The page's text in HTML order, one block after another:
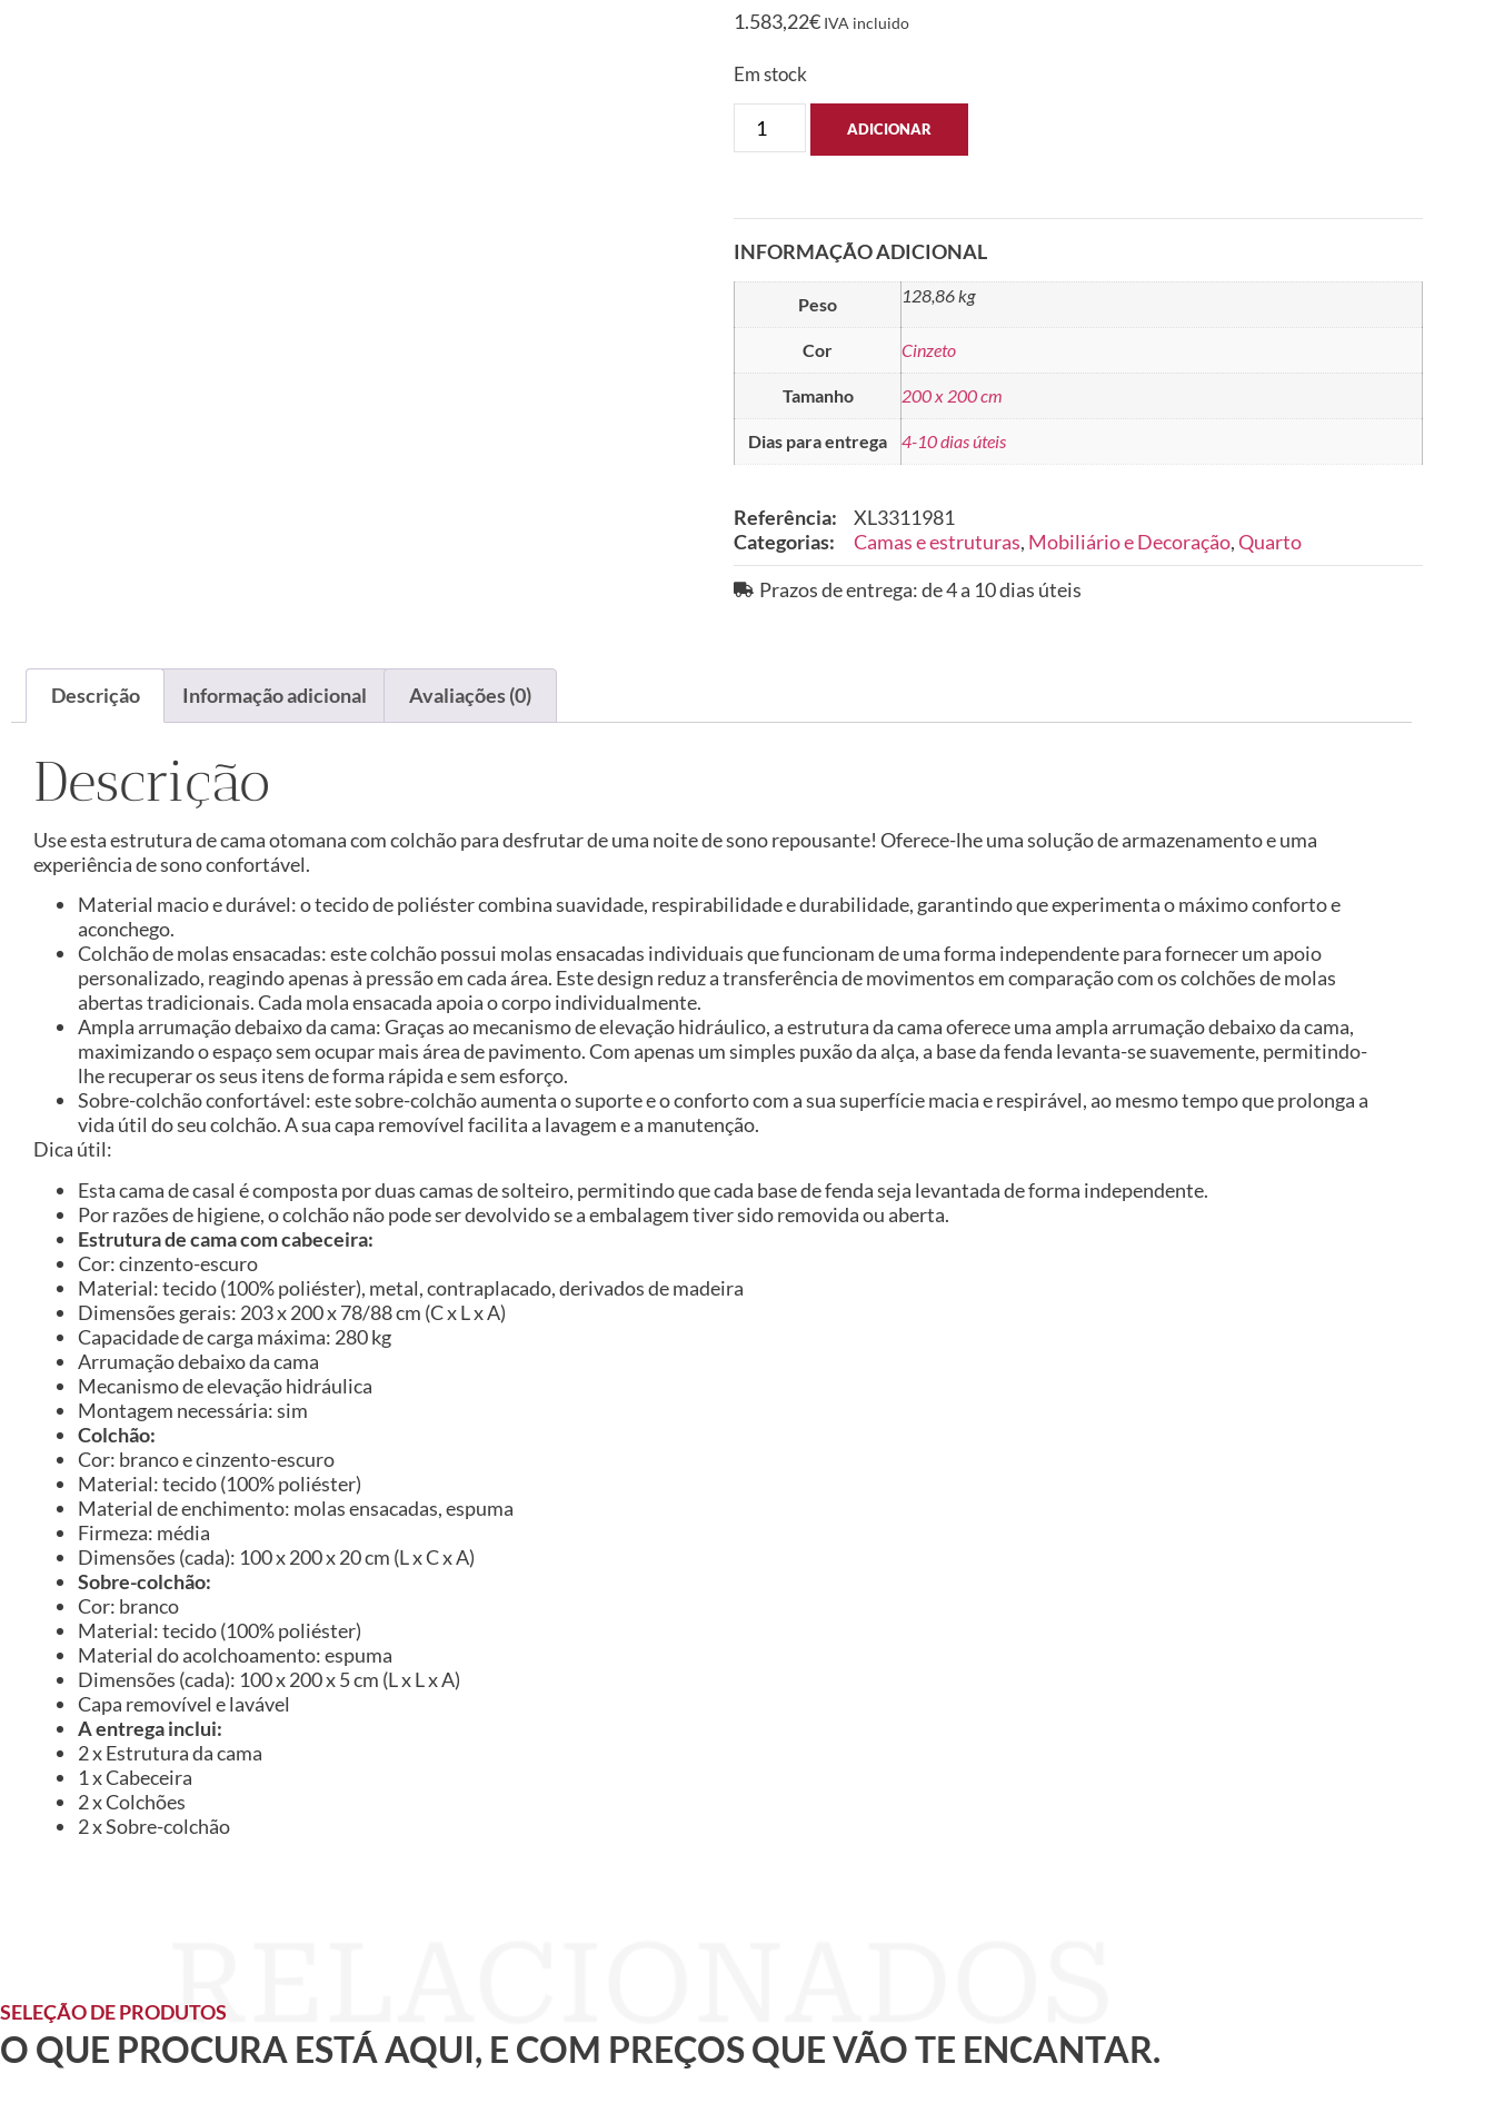
1.583,22€ IVA incluido
Em stock
ADICIONAR
INFORMAÇÃO ADICIONAL
Peso 128,86 kg
Cor Cinzeto
Tamanho 200 x 200 cm
Dias para entrega 4-10 dias úteis
Referência:
XL3311981
Categorias:
Camas e estruturas, Mobiliário e Decoração,Quarto
Prazos de entrega: de 4 a 10 dias úteis
Descrição Informação adicional Avaliações (0)
Descrição
Use esta estrutura de cama otomana com colchão para desfrutar de uma noite de sono repousante! Oferece-lhe uma solução de armazenamento e uma
experiência de sono confortável.
Material macio e durável: o tecido de poliéster combina suavidade, respirabilidade e durabilidade, garantindo que experimenta o máximo conforto e
aconchego.
Colchão de molas ensacadas: este colchão possui molas ensacadas individuais que funcionam de uma forma independente para fornecer um apoio
personalizado, reagindo apenas à pressão em cada área. Este design reduz a transferência de movimentos em comparação com os colchões de molas
abertas tradicionais. Cada mola ensacada apoia o corpo individualmente.
Ampla arrumação debaixo da cama: Graças ao mecanismo de elevação hidráulico, a estrutura da cama oferece uma ampla arrumação debaixo da cama,
maximizando o espaço sem ocupar mais área de pavimento. Com apenas um simples puxão da alça, a base da fenda levanta-se suavemente, permitindo-
lhe recuperar os seus itens de forma rápida e sem esforço.
Sobre-colchão confortável: este sobre-colchão aumenta o suporte e o conforto com a sua superfície macia e respirável, ao mesmo tempo que prolonga a
vida útil do seu colchão. A sua capa removível facilita a lavagem e a manutenção.
Dica útil:
Esta cama de casal é composta por duas camas de solteiro, permitindo que cada base de fenda seja levantada de forma independente.
Por razões de higiene, o colchão não pode ser devolvido se a embalagem tiver sido removida ou aberta.
Estrutura de cama com cabeceira:
Cor: cinzento-escuro
Material: tecido (100% poliéster), metal, contraplacado, derivados de madeira
Dimensões gerais: 203 x 200 x 78/88 cm (C x L x A)
Capacidade de carga máxima: 280 kg
Arrumação debaixo da cama
Mecanismo de elevação hidráulica
Montagem necessária: sim
Colchão:
Cor: branco e cinzento-escuro
Material: tecido (100% poliéster)
Material de enchimento: molas ensacadas, espuma
Firmeza: média
Dimensões (cada): 100 x 200 x 20 cm (L x C x A)
Sobre-colchão:
Cor: branco
Material: tecido (100% poliéster)
Material do acolchoamento: espuma
Dimensões (cada): 100 x 200 x 5 cm (L x L x A)
Capa removível e lavável
A entrega inclui:
2 x Estrutura da cama
1 x Cabeceira
2 x Colchões
2 x Sobre-colchão
SELEÇÃO DE PRODUTOS
O QUE PROCURA ESTÁ AQUI, E COM PREÇOS QUE VÃO TE ENCANTAR.